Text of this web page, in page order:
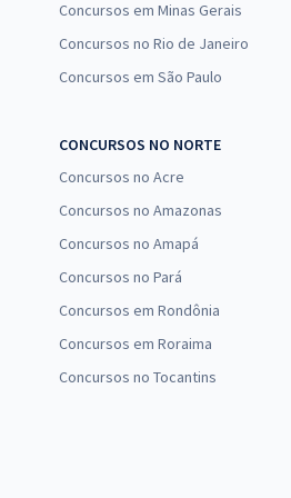
Concursos em Minas Gerais
Concursos no Rio de Janeiro
Concursos em São Paulo
CONCURSOS NO NORTE
Concursos no Acre
Concursos no Amazonas
Concursos no Amapá
Concursos no Pará
Concursos em Rondônia
Concursos em Roraima
Concursos no Tocantins